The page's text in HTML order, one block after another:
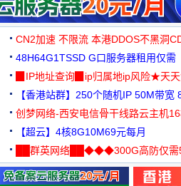
CN2加速 不限流 本港DDOS不黑洞
48H64G1TSSD G口服务器租用仅需
3000+可免费测试
▉IP地址查询▉ip归属地ip风险★天
【香港站群】250个随机IP 50M带宽
创梦网络-西安电信骨干线路云主机
88元/月
【超云】4核8G10M69元每月
██群英网络██◆◆◆300G高防仅需
◆◆◆